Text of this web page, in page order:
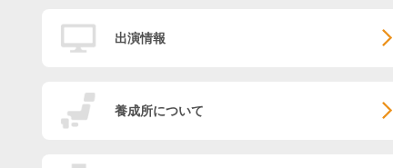
出演情報
養成所について